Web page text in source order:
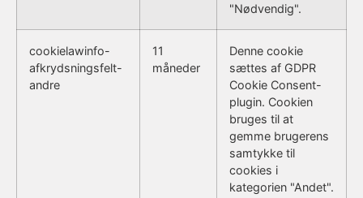
"Nødvendig".
cookielawinfo-
afkrydsningsfelt-
andre
11
måneder
Denne cookie
sættes af GDPR
Cookie Consent-
plugin. Cookien
bruges til at
gemme brugerens
samtykke til
cookies i
kategorien "Andet".